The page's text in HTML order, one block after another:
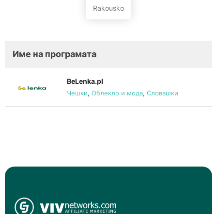
Rakousko
Име на програмата
BeLenka.pl
Чешки, Облекло и мода, Словашки